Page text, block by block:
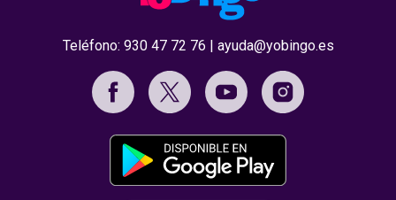
Teléfono: 930 47 72 76 ayuda@yobingo.es